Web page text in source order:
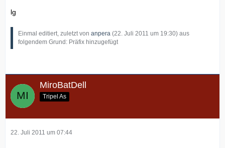
lg
Einmal editiert, zuletzt von anpera (22. Juli 2011 um 19:30) aus
folgendem Grund: Präfix hinzugefügt
MiroBatDell
Tripel As
22. Juli 2011 um 07:44